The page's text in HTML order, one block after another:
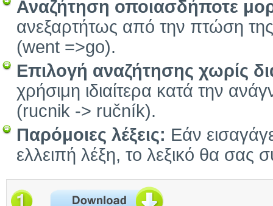
Αναζήτηση οποιασδήποτε
ανεξαρτήτως από την πτώση
(went =>go).
Επιλογή αναζήτησης χωρίς
χρήσιμη ιδιαίτερα κατά την
(rucnik -> ručník).
Παρόμοιες λέξεις: Εάν
ελλειπή λέξη, το λεξικό θα σας